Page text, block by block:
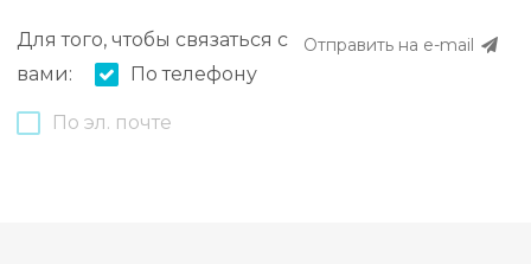
Отправить на e-mail
Для того, чтобы связаться с
вами:
По телефону
По эл. почте